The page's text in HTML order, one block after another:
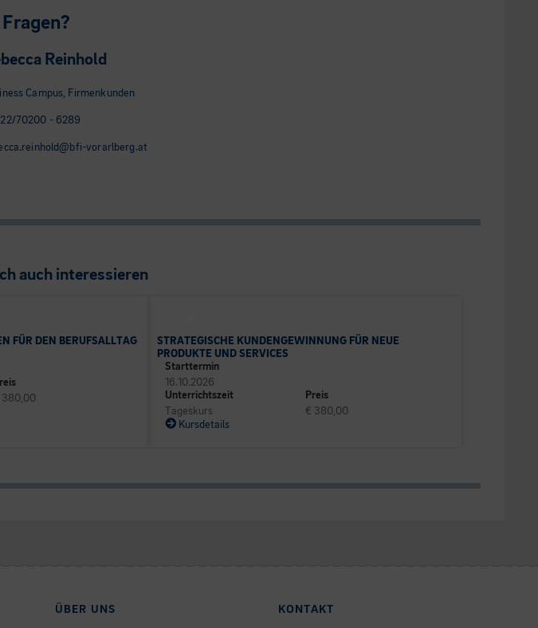
Reinhold
Campus, Firmenkunden
70200 - 6289
vorarlberg.at
auch interessieren
FÜR DEN BERUFSALLTAG
380,00
STRATEGISCHE KUNDENGEWINNUNG FÜR NEUE
PRODUKTE UND SERVICES
Starttermin
16.10.2026
Unterrichtszeit
Tageskurs
Preis
€ 380,00
Kursdetails
ÜBER UNS KONTAKT